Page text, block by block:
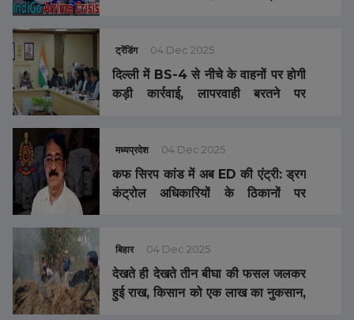
AIRLINES की 100 से ज्यादा फ्लाइट्स
कैंसिल
ट्रेंडिंग 04 Dec 2025
दिल्ली में BS-4 से नीचे के वाहनों पर होगी
कड़ी कार्रवाई, लापरवाही बरतने पर
मध्यप्रदेश 04 Dec 2025
कफ सिरप कांड में अब ED की एंट्री: ड्रग
कंट्रोल अधिकारियों के ठिकानों पर
बिहार 04 Dec 2025
देखते ही देखते तीन बीघा की फसल जलकर
हुई राख, किसान को एक लाख का नुकसान,